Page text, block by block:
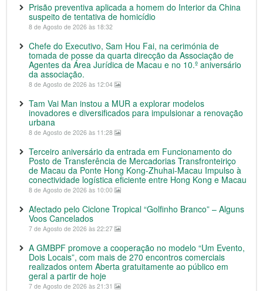
Prisão preventiva aplicada a homem do Interior da China
suspeito de tentativa de homicídio
8 de Agosto de 2026 às 18:32
Chefe do Executivo, Sam Hou Fai, na cerimónia de
tomada de posse da quarta direcção da Associação de
Agentes da Área Jurídica de Macau e no 10.º aniversário
da associação.
8 de Agosto de 2026 às 12:04
Tam Vai Man instou a MUR a explorar modelos
inovadores e diversificados para impulsionar a renovação
urbana
8 de Agosto de 2026 às 11:28
Terceiro aniversário da entrada em Funcionamento do
Posto de Transferência de Mercadorias Transfronteiriço
de Macau da Ponte Hong Kong-Zhuhai-Macau Impulso à
conectividade logística eficiente entre Hong Kong e Macau
8 de Agosto de 2026 às 10:00
Afectado pelo Ciclone Tropical “Golfinho Branco” – Alguns
Voos Cancelados
7 de Agosto de 2026 às 22:27
A GMBPF promove a cooperação no modelo “Um Evento,
Dois Locais”, com mais de 270 encontros comerciais
realizados ontem Aberta gratuitamente ao público em
geral a partir de hoje
7 de Agosto de 2026 às 21:31